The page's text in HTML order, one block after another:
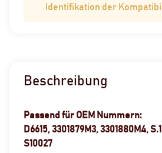
Identifikation der
Beschreibung
Passend für OEM Nummern:
D6615, 3301879M3, 3301880M4,
S10027